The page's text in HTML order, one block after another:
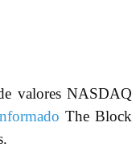
valores NASDAQ
The Block